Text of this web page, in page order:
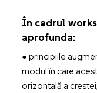
În cadrul
aprofunda:
● principiile
modul în care
orizontală a crestei;